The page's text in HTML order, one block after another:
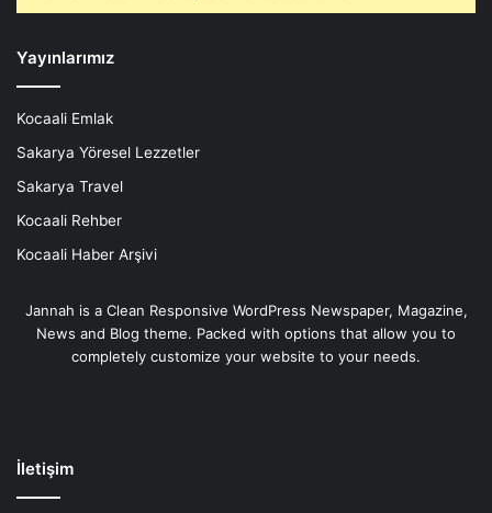
Yayınlarımız
Kocaali Emlak
Sakarya Yöresel Lezzetler
Sakarya Travel
Kocaali Rehber
Kocaali Haber Arşivi
Jannah is a Clean Responsive WordPress Newspaper, Magazine,
News and Blog theme. Packed with options that allow you to
completely customize your website to your needs.
İletişim